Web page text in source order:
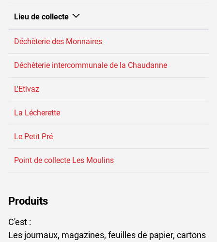
Lieu de collecte
Déchèterie des Monnaires
Déchèterie intercommunale de la Chaudanne
L'Etivaz
La Lécherette
Le Petit Pré
Point de collecte Les Moulins
Produits
C'est :
Les journaux, magazines, feuilles de papier, cartons